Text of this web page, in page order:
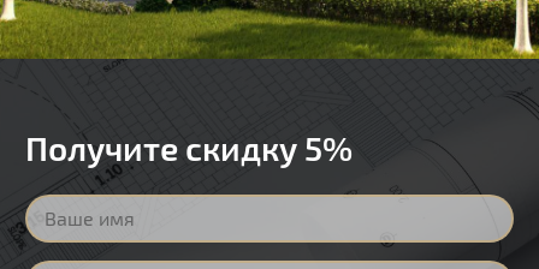
Получите скидку 5%